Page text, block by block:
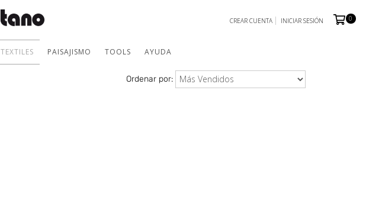
CREAR CUENTA INICIAR SESIÓN 0
TEXTILES PAISAJISMO TOOLS AYUDA
Ordenar por: